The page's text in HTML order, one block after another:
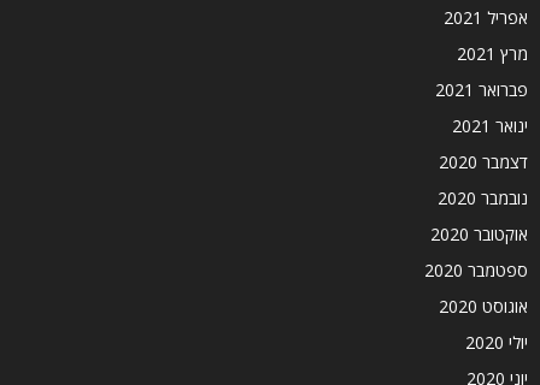
אפריל 2021
מרץ 2021
פברואר 2021
ינואר 2021
דצמבר 2020
נובמבר 2020
אוקטובר 2020
ספטמבר 2020
אוגוסט 2020
יולי 2020
יוני 2020